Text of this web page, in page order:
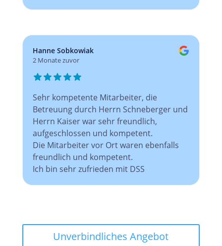
Hanne Sobkowiak
2 Monate zuvor
Sehr kompetente Mitarbeiter, die
Betreuung durch Herrn Schneberger und
Herrn Kaiser war sehr freundlich,
aufgeschlossen und kompetent.
Die Mitarbeiter vor Ort waren ebenfalls
freundlich und kompetent.
Ich bin sehr zufrieden mit DSS
Unverbindliches Angebot